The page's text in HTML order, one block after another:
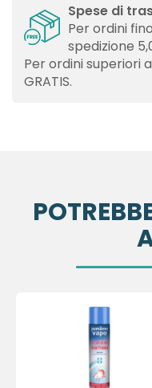
Spese di
Per ordini
spedizione
Per ordini superiori
GRATIS.